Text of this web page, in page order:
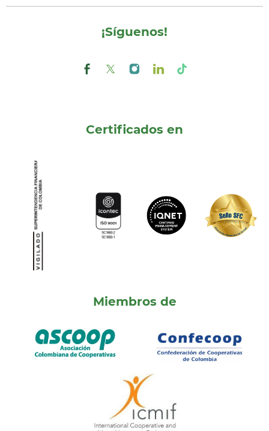
¡Síguenos!
Certificados en
Miembros de